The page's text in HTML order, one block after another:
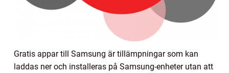
Gratis appar till Samsung är tillämpningar som kan
laddas ner och installeras på Samsung-enheter utan att